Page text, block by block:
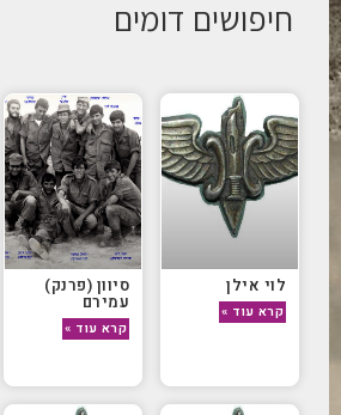
חיפושים דומים
לוי אילן
קרא עוד »
סיוון (פרנק)
עמירם
קרא עוד »